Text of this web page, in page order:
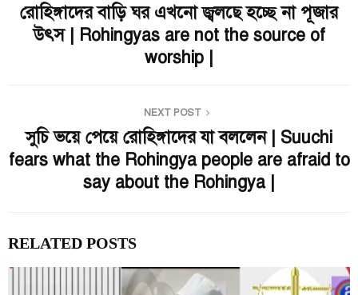
রোহিঙ্গাদের বাড়ি ঘর এখনো জ্বলছে হচ্ছে না পূজার
উৎস | Rohingyas are not the source of
worship |
NEXT POST
সুচি ভয়ে পেয়ে রোহিঙ্গাদের যা বললেন | Suuchi
fears what the Rohingya people are afraid to
say about the Rohingya |
RELATED POSTS